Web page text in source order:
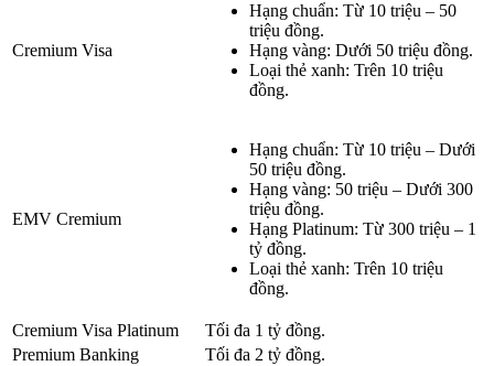
Cremium Visa
Hạng chuẩn: Từ 10 triệu – 50
triệu đồng.
Hạng vàng: Dưới 50 triệu đồng.
Loại thẻ xanh: Trên 10 triệu
đồng.
EMV Cremium
Hạng chuẩn: Từ 10 triệu – Dưới
50 triệu đồng.
Hạng vàng: 50 triệu – Dưới 300
triệu đồng.
Hạng Platinum: Từ 300 triệu – 1
tỷ đồng.
Loại thẻ xanh: Trên 10 triệu
đồng.
Cremium Visa Platinum
Tối đa 1 tỷ đồng.
Premium Banking
Tối đa 2 tỷ đồng.